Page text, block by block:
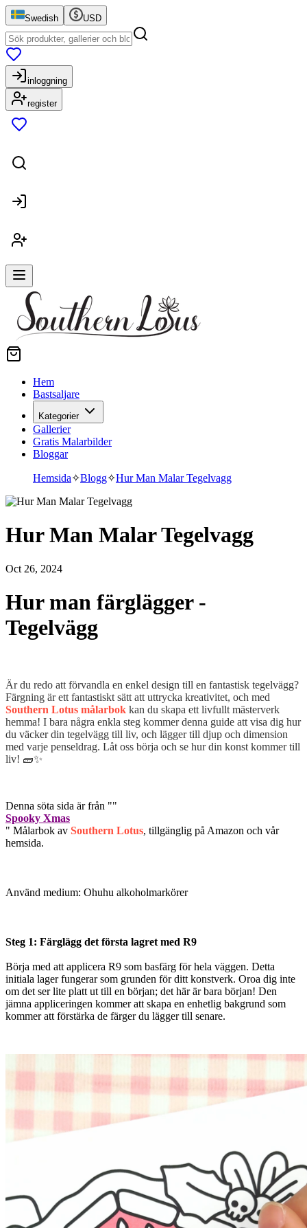
Swedish USD
inloggning
register
Hem
Bastsaljare
Kategorier
Gallerier
Gratis Malarbilder
Bloggar
Hemsida✧Blogg✧Hur Man Malar Tegelvagg
Hur Man Malar Tegelvagg
Oct 26, 2024
Hur man färglägger -
Tegelvägg
Är du redo att förvandla en enkel design till en fantastisk tegelvägg?
Färgning är ett fantastiskt sätt att uttrycka kreativitet, och med
Southern Lotus målarbok kan du skapa ett livfullt mästerverk
hemma! I bara några enkla steg kommer denna guide att visa dig hur
du väcker din tegelvägg till liv, och lägger till djup och dimension
med varje penseldrag. Låt oss börja och se hur din konst kommer till
liv! 🧱✨
Denna söta sida är från ""
Spooky Xmas
" Målarbok av Southern Lotus, tillgänglig på Amazon och vår
hemsida.
Använd medium: Ohuhu alkoholmarkörer
Steg 1: Färglägg det första lagret med R9
Börja med att applicera R9 som basfärg för hela väggen. Detta
initiala lager fungerar som grunden för ditt konstverk. Oroa dig inte
om det ser lite platt ut till en början; det här är bara början! Den
jämna appliceringen kommer att skapa en enhetlig bakgrund som
kommer att förstärka de färger du lägger till senare.